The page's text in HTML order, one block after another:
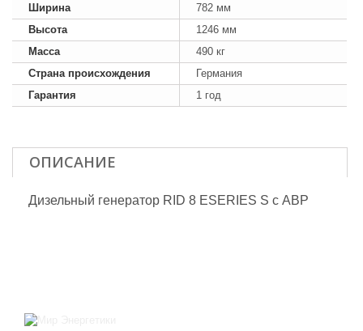
Ширина
782 мм
Высота
1246 мм
Масса
490 кг
Страна происхождения
Германия
Гарантия
1 год
ОПИСАНИЕ
Дизельный генератор RID 8 ESERIES S с АВР